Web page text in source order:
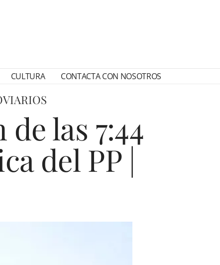
CULTURA CONTACTA CON NOSOTROS
las 7:44
del PP |